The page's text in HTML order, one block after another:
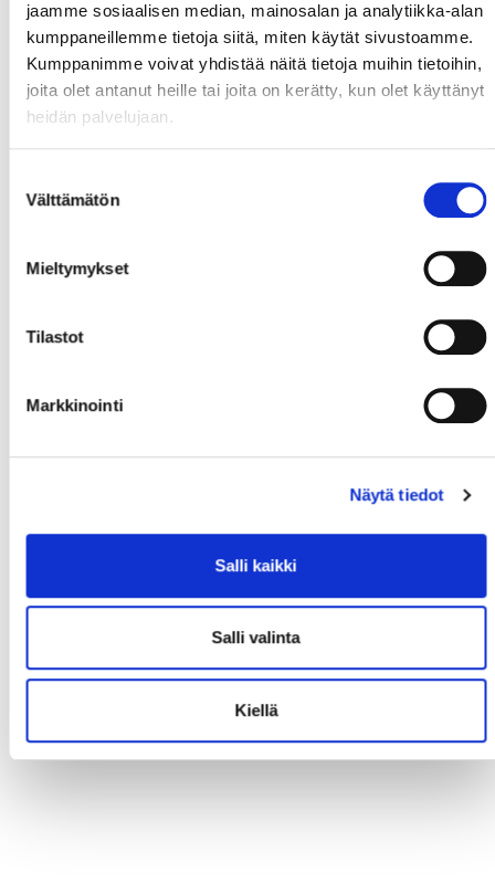
jaamme sosiaalisen median, mainosalan ja analytiikka-alan
kumppaneillemme tietoja siitä, miten käytät sivustoamme.
Kumppanimme voivat yhdistää näitä tietoja muihin tietoihin,
joita olet antanut heille tai joita on kerätty, kun olet käyttänyt
heidän palvelujaan.
valinta
Välttämätön
Mieltymykset
Tilastot
Markkinointi
Näytä tiedot
Salli kaikki
Salli valinta
Kiellä